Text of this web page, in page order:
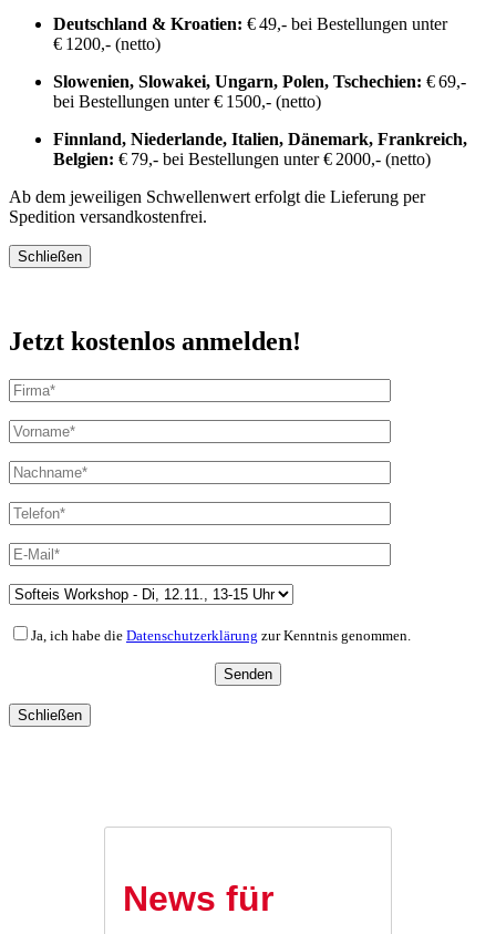
Deutschland & Kroatien: € 49,- bei Bestellungen unter
€ 1200,- (netto)
Slowenien, Slowakei, Ungarn, Polen, Tschechien: € 69,-
bei Bestellungen unter € 1500,- (netto)
Finnland, Niederlande, Italien, Dänemark, Frankreich,
Belgien: € 79,- bei Bestellungen unter € 2000,- (netto)
Ab dem jeweiligen Schwellenwert erfolgt die Lieferung per
Spedition versandkostenfrei.
Schließen
Jetzt kostenlos anmelden!
Ja, ich habe die Datenschutzerklärung zur Kenntnis genommen.
Schließen